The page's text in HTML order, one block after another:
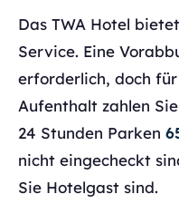
Das TWA Hotel
Service. Eine
erforderlich, doch
Aufenthalt zahlen
24 Stunden Parken
nicht eingecheckt
Sie Hotelgast sind.